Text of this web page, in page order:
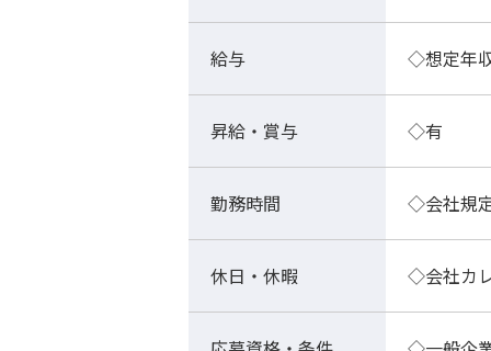
給与 ◇想定年
昇給・賞与 ◇有
勤務時間 ◇会社規
休日・休暇 ◇会社カ